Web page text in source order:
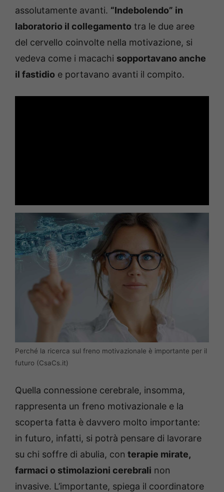
assolutamente avanti. “Indebolendo” in
laboratorio il collegamento tra le due aree
del cervello coinvolte nella motivazione, si
vedeva come i macachi sopportavano anche
il fastidio e portavano avanti il compito.
Perché la ricerca sul freno motivazionale è importante per il
futuro (CsaCs.it)
Quella connessione cerebrale, insomma,
rappresenta un freno motivazionale e la
scoperta fatta è davvero molto importante:
in futuro, infatti, si potrà pensare di lavorare
su chi soffre di abulia, con terapie mirate,
farmaci o stimolazioni cerebrali non
invasive. L’importante, spiega il coordinatore